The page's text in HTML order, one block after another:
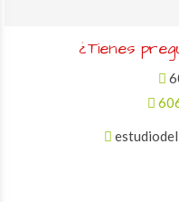
¿Tienes